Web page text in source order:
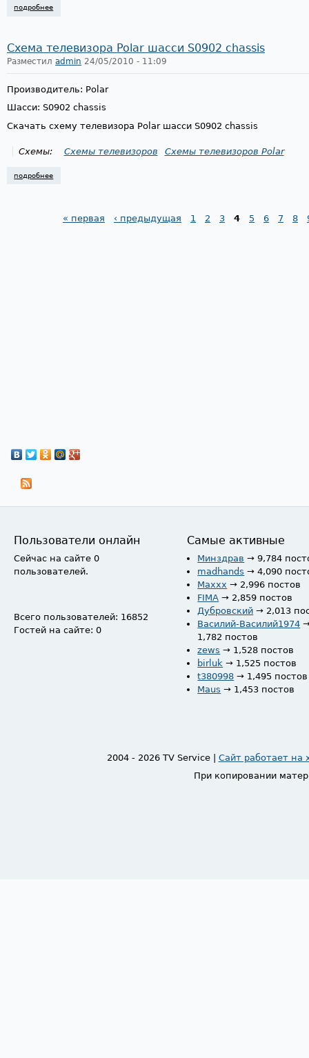
подробнее
Схема телевизора Polar шасси S0902 chassis
Разместил admin 24/05/2010 - 11:09
Производитель: Polar
Шасси: S0902 chassis
Скачать схему телевизора Polar шасси S0902 chassis
Схемы: Схемы телевизоров Схемы телевизоров Polar
подробнее
« первая ‹ предыдущая 1 2 3 4 5 6 7 8
Пользователи онлайн
Сейчас на сайте 0
пользователей.
Всего пользователей: 16852
Гостей на сайте: 0
Самые активные
Минздрав → 9,784
madhands → 4,090
Maxxx → 2,996 постов
FIMA → 2,859 постов
Дубровский → 2,013
Василий-Василий1974
1,782 постов
zews → 1,528 постов
birluk → 1,525 постов
t380998 → 1,495 постов
Maus → 1,453 постов
2004 - 2026 TV Service | Сайт работает на
При копировании